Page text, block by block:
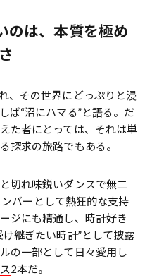
のは、本質を極め
、その世界にどっぷりと浸
ば“沼にハマる”と語る。だ
た者にとっては、それは単
探求の旅路でもある。
切れ味鋭いダンスで無二
バーとして熱狂的な支持
ジにも精通し、時計好き
継ぎたい時計”として披露
の一部として日々愛用し
2本だ。